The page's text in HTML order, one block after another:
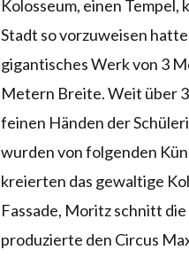
Kolosseum, einen Tempel,
Stadt so vorzuweisen
gigantisches Werk von 3
Metern Breite. Weit über
feinen Händen der
wurden von folgenden
kreierten das gewaltige
Fassade, Moritz schnitt
produzierte den Circus